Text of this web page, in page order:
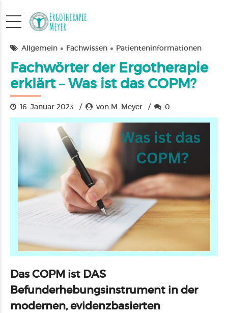
Allgemein Fachwissen Patienteninformationen
Fachwörter der Ergotherapie
erklärt – Was ist das COPM?
16. Januar 2023 von M. Meyer 0
Das COPM ist DAS
Befunderhebungsinstrument in der
modernen, evidenzbasierten